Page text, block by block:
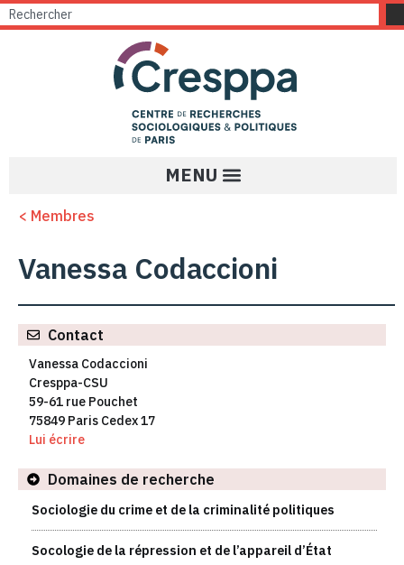
< Membres
Vanessa Codaccioni
Contact
Vanessa Codaccioni
Cresppa-CSU
59-61 rue Pouchet
75849 Paris Cedex 17
Lui écrire
Domaines de recherche
Sociologie du crime et de la criminalité politiques
Socologie de la répression et de l’appareil d’État